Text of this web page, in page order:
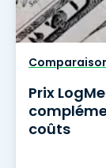
Prix
coûts